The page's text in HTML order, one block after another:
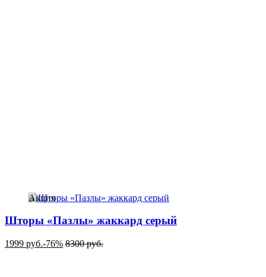
Акция
Шторы «Пазлы» жаккард серый
1999 руб.-76% 8300руб.